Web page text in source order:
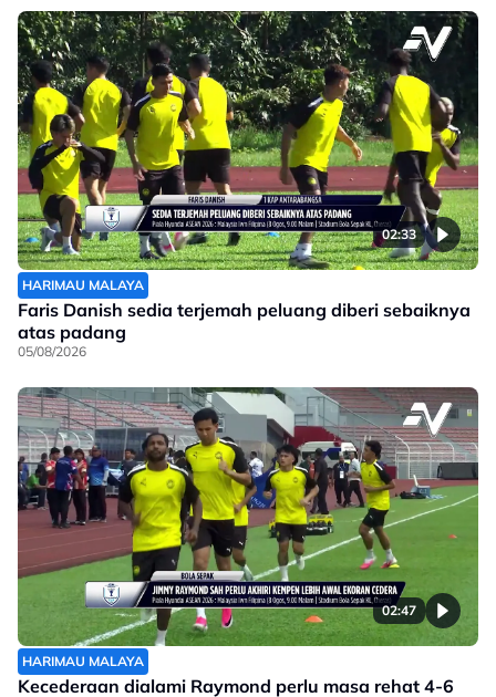
02:33
HARIMAU MALAYA
Faris Danish sedia terjemah peluang diberi sebaiknya
atas padang
05/08/2026
02:47
HARIMAU MALAYA
Kecederaan dialami Raymond perlu masa rehat 4-6